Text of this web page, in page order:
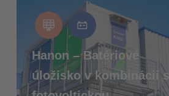
Hanon – Batériové
úložisko v kombinácii s